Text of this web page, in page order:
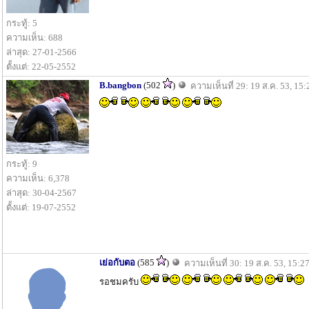
กระทู้: 5
ความเห็น: 688
ล่าสุด: 27-01-2566
ตั้งแต่: 22-05-2552
กระทู้: 9
ความเห็น: 6,378
ล่าสุด: 30-04-2567
ตั้งแต่: 19-07-2552
B.bangbon (502 ) ความเห็นที่ 29: 19 ส.ค. 53,
เย่อกับตอ (585 )
ความเห็นที่ 30: 19 ส.ค. 53, 15:27
รอชมครับ